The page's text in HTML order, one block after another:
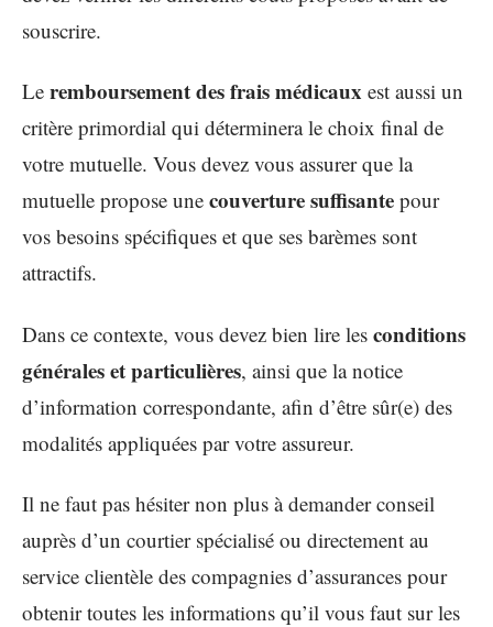
souscrire.
Le remboursement des frais médicaux est aussi un
critère primordial qui déterminera le choix final de
votre mutuelle. Vous devez vous assurer que la
mutuelle propose une couverture suffisante pour
vos besoins spécifiques et que ses barèmes sont
attractifs.
Dans ce contexte, vous devez bien lire les conditions
générales et particulières, ainsi que la notice
d’information correspondante, afin d’être sûr(e) des
modalités appliquées par votre assureur.
Il ne faut pas hésiter non plus à demander conseil
auprès d’un courtier spécialisé ou directement au
service clientèle des compagnies d’assurances pour
obtenir toutes les informations qu’il vous faut sur les